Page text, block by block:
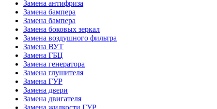
Замена антифриза
Замена бампера
Замена бампера
Замена боковых зеркал
Замена воздушного фильтра
Замена ВУТ
Замена ГБЦ
Замена генератора
Замена глушителя
Замена ГУР
Замена двери
Замена двигателя